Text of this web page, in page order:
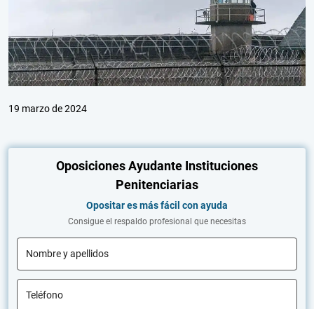
19 marzo de 2024
Oposiciones Ayudante Instituciones
Penitenciarias
Opositar es más fácil con ayuda
Consigue el respaldo profesional que necesitas
Nombre y apellidos
Teléfono